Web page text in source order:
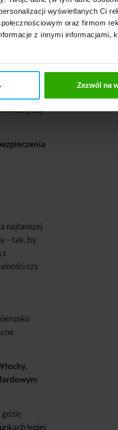
wyświetlanych Ci
oraz firmom
z innymi informacjami,
Zezwól na
jest
nie
osobom
niż kawa
czy
najtańszej
– tak, by
z
czy
na
gdzie
lepiej